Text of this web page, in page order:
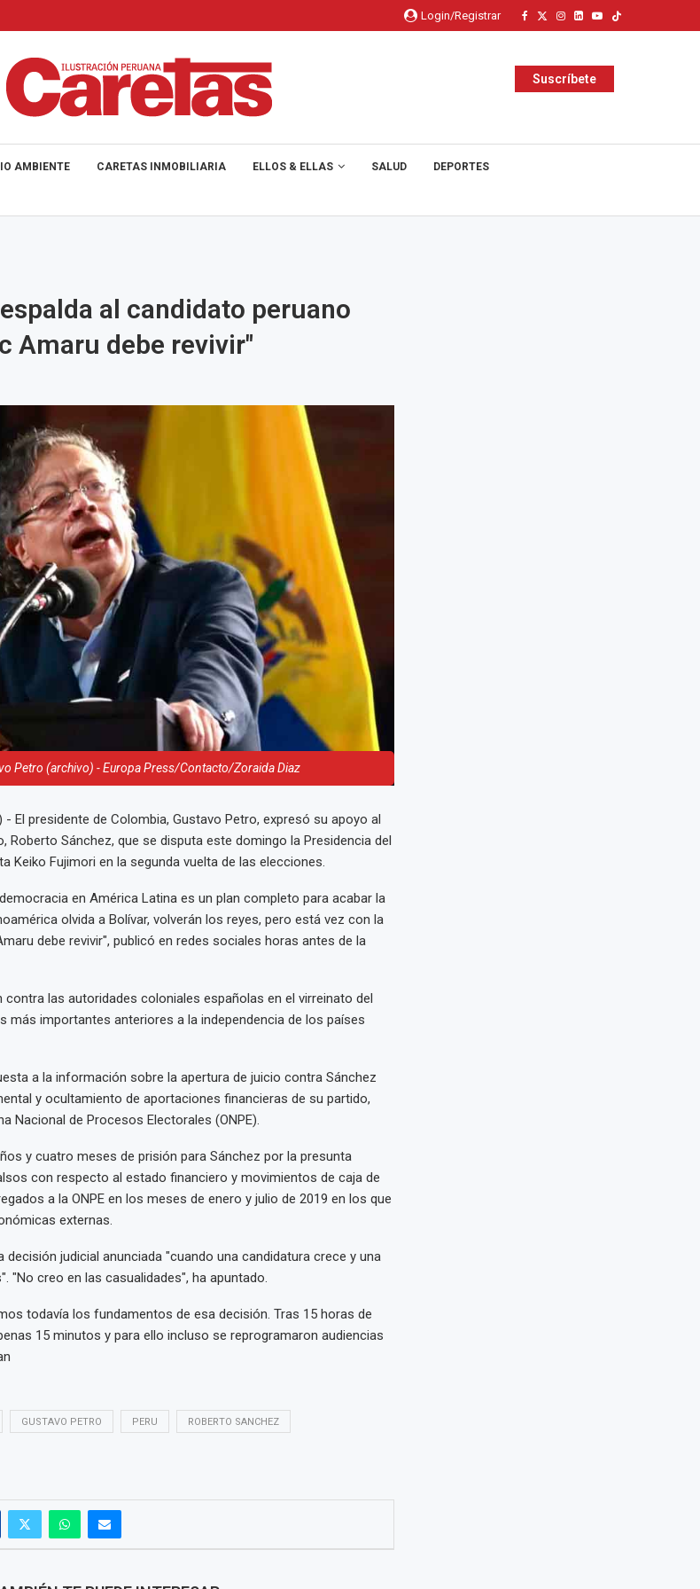
Login/Registrar
Suscríbete
AMBIENTE CARETAS INMOBILIARIA ELLOS & ELLAS SALUD DEPORTES
al candidato peruano
Amaru debe revivir"
Petro (archivo) - Europa Press/Contacto/Zoraida Diaz
- El presidente de Colombia, Gustavo Petro, expresó su apoyo al
Roberto Sánchez, que se disputa este domingo la Presidencia del
Keiko Fujimori en la segunda vuelta de las elecciones.
en América Latina es un plan completo para acabar la
olvida a Bolívar, volverán los reyes, pero está vez con la
debe revivir", publicó en redes sociales horas antes de la
contra las autoridades coloniales españolas en el virreinato del
más importantes anteriores a la independencia de los países
a la información sobre la apertura de juicio contra Sánchez
y ocultamiento de aportaciones financieras de su partido,
Nacional de Procesos Electorales (ONPE).
y cuatro meses de prisión para Sánchez por la presunta
con respecto al estado financiero y movimientos de caja de
a la ONPE en los meses de enero y julio de 2019 en los que
externas.
decisión judicial anunciada "cuando una candidatura crece y una
"No creo en las casualidades", ha apuntado.
todavía los fundamentos de esa decisión. Tras 15 horas de
15 minutos y para ello incluso se reprogramaron audiencias
GUSTAVO PETRO PERU ROBERTO SANCHEZ